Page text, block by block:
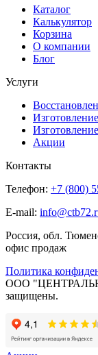
Каталог
Калькулятор
Корзина
О компании
Блог
Услуги
Акции
Контакты
Телефон: +7 (800)
E-mail:
Россия, обл.
офис продаж
Политика
ООО
защищены.